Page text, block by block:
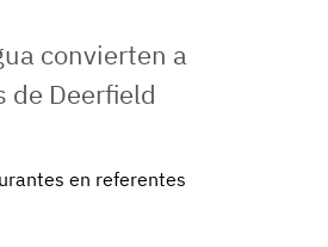
en referentes